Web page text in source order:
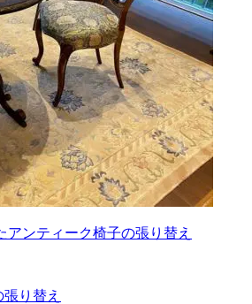
ンティーク椅子の張り替え
り替え